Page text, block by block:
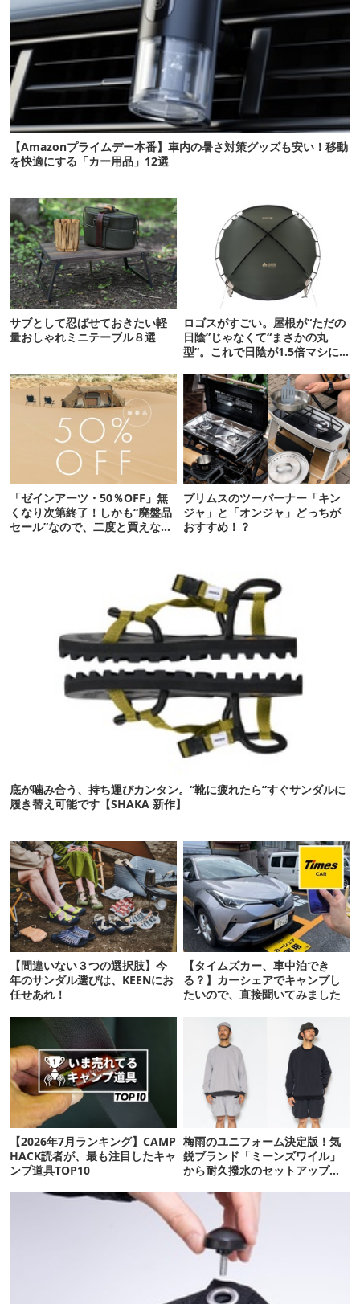
【Amazonプライムデー本番】車内の暑さ対策グッズも安い！移動
を快適にする「カー用品」12選
サブとして忍ばせておきたい軽
量おしゃれミニテーブル８選
ロゴスがすごい。屋根が“ただの
日陰”じゃなくて“まさかの丸
型”。これで日陰が1.5倍マシに
「ゼインアーツ・50％OFF」無
くなり次第終了！しかも“廃盤品
セール”なので、二度と買えない
プリムスのツーバーナー「キン
ジャ」と「オンジャ」どっちが
おすすめ！？
底が噛み合う、持ち運びカンタン。“靴に疲れたら”すぐサンダルに
履き替え可能です【SHAKA 新作】
【間違いない３つの選択肢】今
年のサンダル選びは、KEENにお
任せあれ！
【タイムズカー、車中泊でき
る？】カーシェアでキャンプし
たいので、直接聞いてみました
【2026年7月ランキング】CAMP
HACK読者が、最も注目したキャ
ンプ道具TOP10
梅雨のユニフォーム決定版！気
鋭ブランド「ミーンズワイル」
から耐久撥水のセットアップが